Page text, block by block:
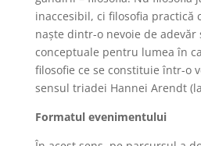
inaccesibil, ci filosofia practică
naște dintr-o nevoie de adevăr
conceptuale pentru lumea în
filosofie ce se constituie într-o
sensul triadei Hannei Arendt
Formatul evenimentului